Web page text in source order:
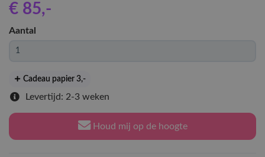
€ 85,-
Aantal
Cadeau papier 3,-
Levertijd: 2-3 weken
Houd mij op de hoogte